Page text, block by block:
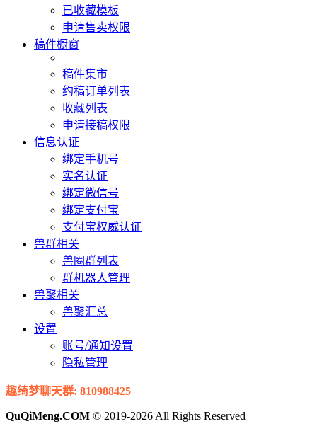
已收藏模板
申请售卖权限
稿件橱窗
稿件集市
约稿订单列表
收藏列表
申请接稿权限
信息认证
绑定手机号
实名认证
绑定微信号
绑定支付宝
支付宝权威认证
兽群相关
兽圈群列表
群机器人管理
兽聚相关
兽聚汇总
设置
账号/通知设置
隐私管理
趣绮梦聊天群: 810988425
QuQiMeng.COM © 2019-2026 All Rights Reserved